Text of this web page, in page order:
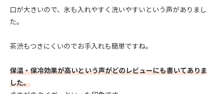
口が大きいので、氷も入れやすく洗いやすいという声がありまし
た。
茶渋もつきにくいのでお手入れも簡単ですね。
保温・保冷効果が高いという声がどのレビューにも書いてありま
した。